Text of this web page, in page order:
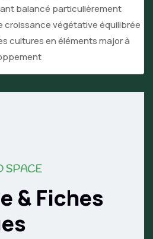
balancé particulièrement
croissance végétative équilibrée
cultures en éléments major à
SPACE
& Fiches